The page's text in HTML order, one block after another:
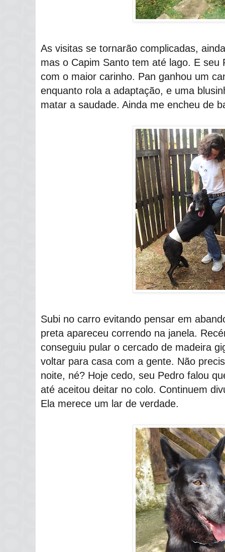
As visitas se tornarão complicadas,
mas o Capim Santo tem até lago. E seu
com o maior carinho. Pan ganhou um
enquanto rola a adaptação, e uma
matar a saudade. Ainda me encheu de
Subi no carro evitando pensar em
preta apareceu correndo na janela.
conseguiu pular o cercado de madeira
voltar para casa com a gente. Não
noite, né? Hoje cedo, seu Pedro falou
até aceitou deitar no colo. Continuem
Ela merece um lar de verdade.